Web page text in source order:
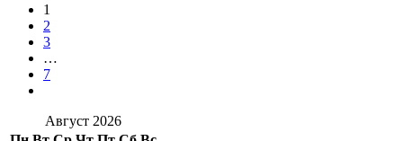
1
2
3
…
7
Август 2026